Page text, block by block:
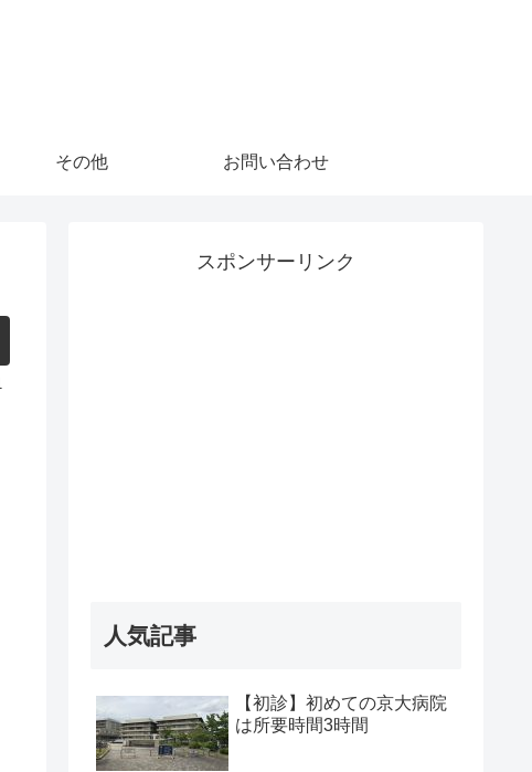
その他 お問い合わせ
スポンサーリンク
人気記事
【初診】初めての京大病院
は所要時間3時間